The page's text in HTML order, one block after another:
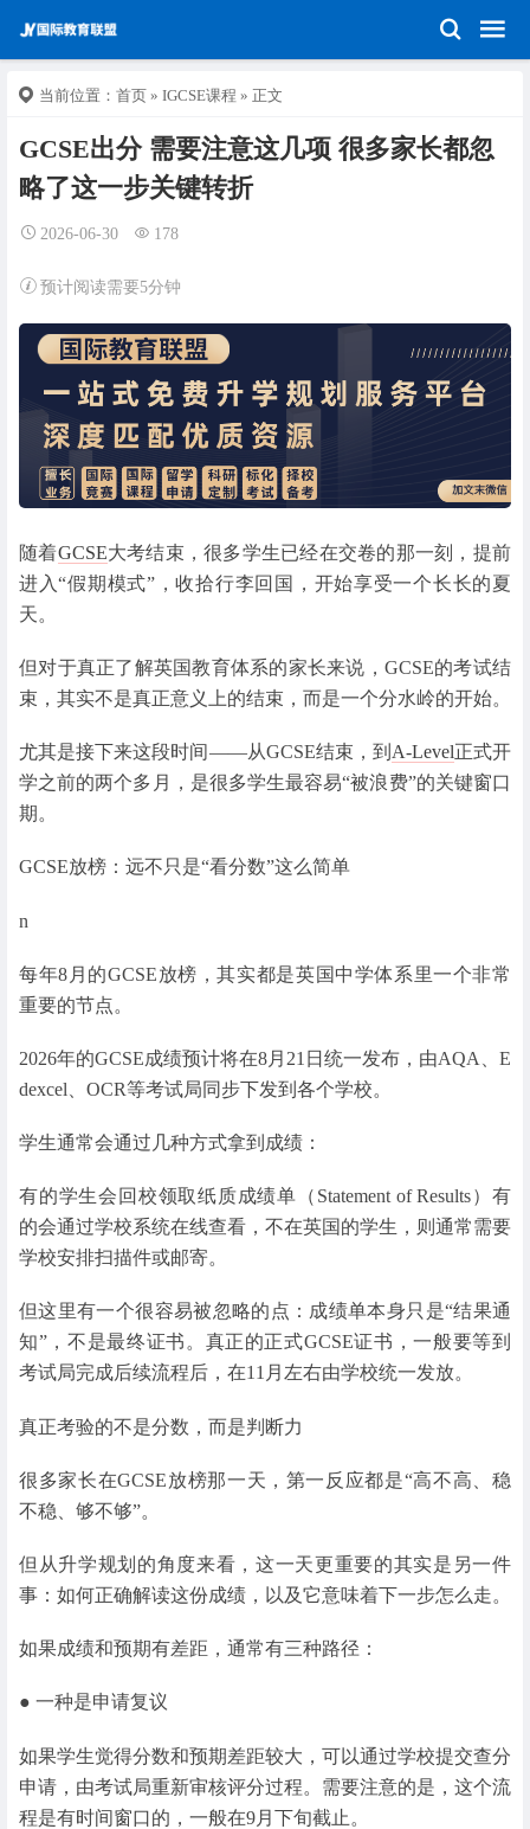
当前位置： 首页 » IGCSE课程 » 正文
GCSE出分 需要注意这几项 很多家长都忽
略了这一步关键转折
2026-06-30 178
预计阅读需要5分钟
随着GCSE大考结束，很多学生已经在交卷的那一刻，提前
进入“假期模式”，收拾行李回国，开始享受一个长长的夏
天。
但对于真正了解英国教育体系的家长来说，GCSE的考试结
束，其实不是真正意义上的结束，而是一个分水岭的开始。
尤其是接下来这段时间——从GCSE结束，到 A-Level正式开
学之前的两个多月，是很多学生最容易“被浪费”的关键窗口
期。
GCSE放榜：远不只是“看分数”这么简单
n
每年8月的GCSE放榜，其实都是英国中学体系里一个非常
重要的节点。
2026年的GCSE成绩预计将在8月21日统一发布，由AQA、E
dexcel、OCR等考试局同步下发到各个学校。
学生通常会通过几种方式拿到成绩：
有的学生会回校领取纸质成绩单（Statement of Results）有
的会通过学校系统在线查看，不在英国的学生，则通常需要
学校安排扫描件或邮寄。
但这里有一个很容易被忽略的点：成绩单本身只是“结果通
知”，不是最终证书。真正的正式GCSE证书，一般要等到
考试局完成后续流程后，在11月左右由学校统一发放。
真正考验的不是分数，而是判断力
很多家长在GCSE放榜那一天，第一反应都是“高不高、稳
不稳、够不够”。
但从升学规划的角度来看，这一天更重要的其实是另一件
事：如何正确解读这份成绩，以及它意味着下一步怎么走。
如果成绩和预期有差距，通常有三种路径：
● 一种是申请复议
如果学生觉得分数和预期差距较大，可以通过学校提交查分
申请，由考试局重新审核评分过程。需要注意的是，这个流
程是有时间窗口的，一般在9月下旬截止。